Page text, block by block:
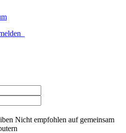
Nicht empfohlen auf gemeinsam